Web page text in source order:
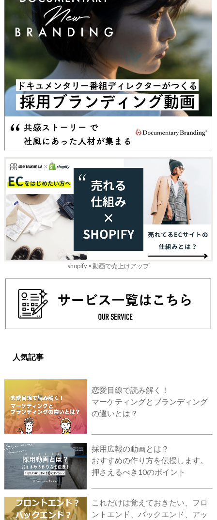
shopify × 動画で売上げアップ
人気記事
恋愛目線で読み解く！
マーケティングとブランディング
の違いとは？
採用広報の動画とは？
おすすめの作り方を伝授します。
押さえるべき10のポイント
これだけは覚えておきたい、フロ
ントエンド、バックエンド、アッ